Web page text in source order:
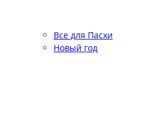
Все для Пасхи
Новый год